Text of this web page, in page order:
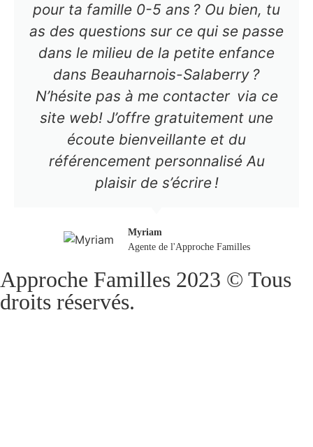
pour ta famille 0-5 ans ? Ou bien, tu
as des questions sur ce qui se passe
dans le milieu de la petite enfance
dans Beauharnois-Salaberry ?
N’hésite pas à me contacter via ce
site web! J’offre gratuitement une
écoute bienveillante et du
référencement personnalisé Au
plaisir de s’écrire !
Myriam
Agente de l'Approche Familles
Approche Familles 2023 © Tous
droits réservés.